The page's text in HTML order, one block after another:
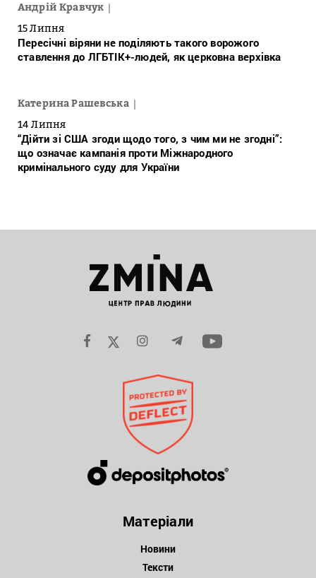
Андрій Кравчук
15 Липня
Пересічні віряни не поділяють такого ворожого
ставлення до ЛГБТІК+-людей, як церковна верхівка
Катерина Рашевська
14 Липня
“Дійти зі США згоди щодо того, з чим ми не згодні”:
що означає кампанія проти Міжнародного
кримінального суду для України
Матеріали
Новини
Тексти